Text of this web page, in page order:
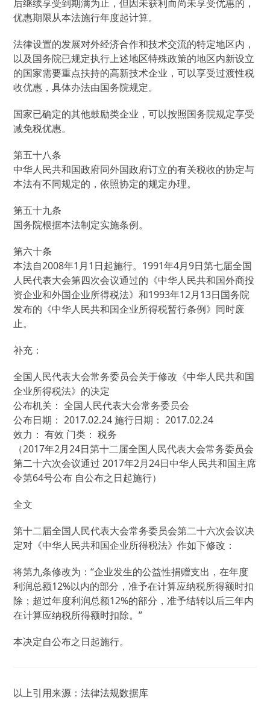
后继续享受到期满为止，但因未获利而尚未享受优惠的，
优惠期限从本法施行年度起计算。
法律设置的发展对外经济合作和技术交流的特定地区内，
以及国务院已规定执行上述地区特殊政策的地区内新设立
的国家需要重点扶持的高新技术企业，可以享受过渡性税
收优惠，具体办法由国务院规定。
国家已确定的其他鼓励类企业，可以按照国务院规定享受
减免税优惠。
第五十八条
中华人民共和国政府同外国政府订立的有关税收的协定与
本法有不同规定的，依照协定的规定办理。
第五十九条
国务院根据本法制定实施条例。
第六十条
本法自2008年1月1日起施行。1991年4月9日第七届全国
人民代表大会第四次会议通过的《中华人民共和国外商投
资企业和外国企业所得税法》和1993年12月13日国务院
发布的《中华人民共和国企业所得税暂行条例》同时废
止。
补充：
全国人民代表大会常务委员会关于修改《中华人民共和国
企业所得税法》的决定
公布机关： 全国人民代表大会常务委员会
公布日期： 2017.02.24 施行日期： 2017.02.24
效力： 有效 门类： 税务
（2017年2月24日第十二届全国人民代表大会常务委员会
第二十六次会议通过 2017年2月24日中华人民共和国主席
令第64号公布 自公布之日起施行）
全文
第十二届全国人民代表大会常务委员会第二十六次会议决
定对《中华人民共和国企业所得税法》作如下修改：
将第九条修改为：“企业发生的公益性捐赠支出，在年度
利润总额12%以内的部分，准予在计算应纳税所得额时扣
除；超过年度利润总额12%的部分，准予结转以后三年内
在计算应纳税所得额时扣除。”
本决定自公布之日起施行。
以上引用来源：法律法规数据库